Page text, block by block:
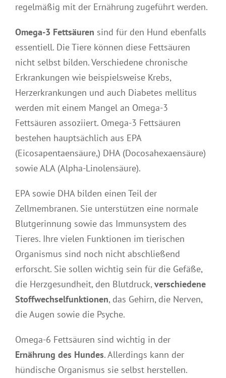
regelmäßig mit der Ernährung zugeführt werden.
Omega-3 Fettsäuren sind für den Hund ebenfalls
essentiell. Die Tiere können diese Fettsäuren
nicht selbst bilden. Verschiedene chronische
Erkrankungen wie beispielsweise Krebs,
Herzerkrankungen und auch Diabetes mellitus
werden mit einem Mangel an Omega-3
Fettsäuren assoziiert. Omega-3 Fettsäuren
bestehen hauptsächlich aus EPA
(Eicosapentaensäure,) DHA (Docosahexaensäure)
sowie ALA (Alpha-Linolensäure).
EPA sowie DHA bilden einen Teil der
Zellmembranen. Sie unterstützen eine normale
Blutgerinnung sowie das Immunsystem des
Tieres. Ihre vielen Funktionen im tierischen
Organismus sind noch nicht abschließend
erforscht. Sie sollen wichtig sein für die Gefäße,
die Herzgesundheit, den Blutdruck, verschiedene
Stoffwechselfunktionen, das Gehirn, die Nerven,
die Augen sowie die Psyche.
Omega-6 Fettsäuren sind wichtig in der
Ernährung des Hundes. Allerdings kann der
hündische Organismus sie selbst herstellen.